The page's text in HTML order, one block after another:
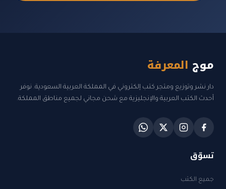
موج المعرفة
دار نشر وتوزيع ومتجر كتب إلكتروني في المملكة العربية السعودية. نوفر
أحدث الكتب العربية والإنجليزية مع شحن مجاني لجميع مناطق المملكة.
تسوّق
جميع الكتب